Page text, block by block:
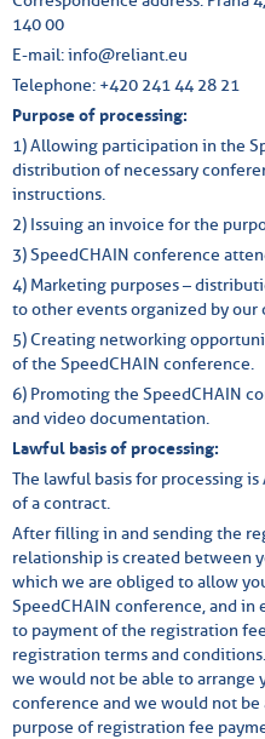
140 00
E-mail: info@reliant.eu
Telephone: +420 241 44 28 21
Purpose of processing:
1) Allowing participation in the
distribution of necessary
instructions.
2) Issuing an invoice for the
3) SpeedCHAIN conference
4) Marketing purposes –
to other events organized by our
5) Creating networking
of the SpeedCHAIN conference.
6) Promoting the SpeedCHAIN
and video documentation.
Lawful basis of processing:
The lawful basis for processing is
of a contract.
After filling in and sending the
relationship is created between
which we are obliged to allow
SpeedCHAIN conference, and
to payment of the registration
registration terms and
we would not be able to arrange
conference and we would not
purpose of registration fee